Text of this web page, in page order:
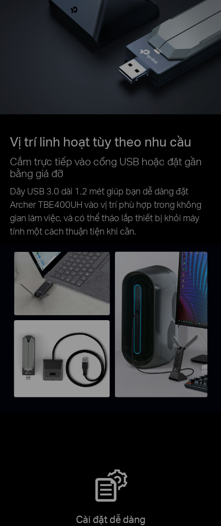
Vị trí linh hoạt tùy theo nhu cầu
Cắm trực tiếp vào cổng USB hoặc đặt gần
bằng giá đỡ
Dây USB 3.0 dài 1.2 mét giúp bạn dễ dàng đặt
Archer TBE400UH vào vị trí phù hợp trong không
gian làm việc, và có thể tháo lắp thiết bị khỏi máy
tính một cách thuận tiện khi cần.
Cài đặt dễ dàng